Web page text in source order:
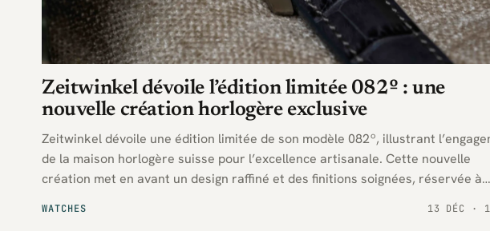
WATCHES
Zeitwinkel dévoile l’édition limitée 082º : une
nouvelle création horlogère exclusive
Zeitwinkel dévoile une édition limitée de son modèle 082º, illustrant
de la maison horlogère suisse pour l’excellence artisanale. Cette nouvelle
création met en avant un design raffiné et des finitions soignées, réservée à
13 DÉC ·